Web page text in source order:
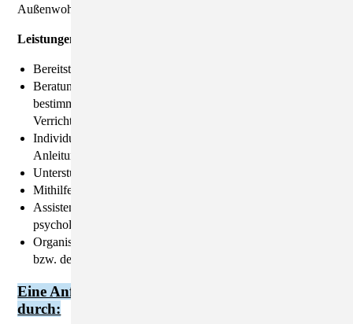
Außenwohngruppe.
Leistungen der Außenwohngruppe:
Bereitstellung eines eigenen Zimmers
Beratung, Anleitung und Unterstützung zur selbst
bestimmten Lebensführung bei den alltäglichen
Verrichtungen im Früh – und Spätdienst
Individuelle pädagogische und soziale Betreuung und
Anleitung
Unterstützung bei der Freizeitgestaltung
Mithilfe beim Aufbau sozialer Beziehungen
Assistenz bei medizinischer, therapeutischer und
psychologischer Betreuung
Organisation und Durchführung von Freizeitmaßnahmen
bzw. deren Vermittlung
Eine Anfrage wegen Aufnahme kann erfolgen
durch: